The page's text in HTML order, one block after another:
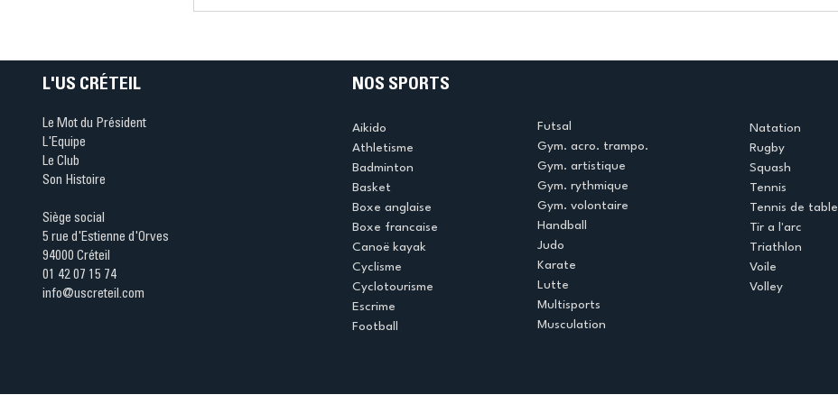
L'US CRÉTEIL
Le Mot du Président
L'Equipe
Le Club
Son Histoire
Siège social
5 rue d'Estienne d'Orves
94000 Créteil
01 42 07 15 74
info@uscreteil.com
NOS SPORTS
Aikido
Athletisme
Badminton
Basket
Boxe anglaise
Boxe francaise
Canoë kayak
Cyclisme
Cyclotourisme
Escrime
Football
Futsal
Gym. acro. trampo.
Gym. artistique
Gym. rythmique
Gym. volontaire
Handball
Judo
Karate
Lutte
Multisports
Musculation
Natation
Rugby
Squash
Tennis
Tennis de table
Tir a l'arc
Triathlon
Voile
Volley